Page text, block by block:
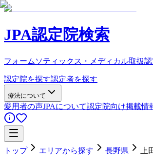
JPA認定院検索
フォームソティックス・メディカル取扱
認定院を探す認定者を探す
療法について
愛用者の声JPAについて認定院向け掲載情
トップ エリアから探す 長野県 上